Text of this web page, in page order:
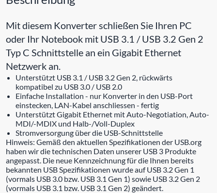
Mit diesem Konverter schließen Sie Ihren PC
oder Ihr Notebook mit USB 3.1 / USB 3.2 Gen 2
Typ C Schnittstelle an ein Gigabit Ethernet
Netzwerk an.
Unterstützt USB 3.1 / USB 3.2 Gen 2, rückwärts
kompatibel zu USB 3.0 / USB 2.0
Einfache Installation - nur Konverter in den USB-Port
einstecken, LAN-Kabel anschliessen - fertig
Unterstützt Gigabit Ethernet mit Auto-Negotiation, Auto-
MDI/-MDIX und Halb-/Voll-Duplex
Stromversorgung über die USB-Schnittstelle
Hinweis: Gemäß den aktuellen Spezifikationen der USB.org
haben wir die technischen Daten unserer USB 3 Produkte
angepasst. Die neue Kennzeichnung für die Ihnen bereits
bekannten USB Spezifikationen wurde auf USB 3.2 Gen 1
(vormals USB 3.0 bzw. USB 3.1 Gen 1) sowie USB 3.2 Gen 2
(vormals USB 3.1 bzw. USB 3.1 Gen 2) geändert.